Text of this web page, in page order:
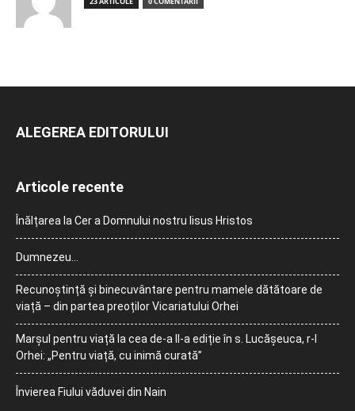
ALEGEREA EDITORULUI
Articole recente
Înălțarea la Cer a Domnului nostru Iisus Hristos
Dumnezeu…
Recunoștință și binecuvântare pentru mamele dătătoare de
viață – din partea preoților Vicariatului Orhei
Marșul pentru viață la cea de-a II-a ediție în s. Lucășeuca, r-l
Orhei: „Pentru viață, cu inimă curată”
Învierea Fiului văduvei din Nain